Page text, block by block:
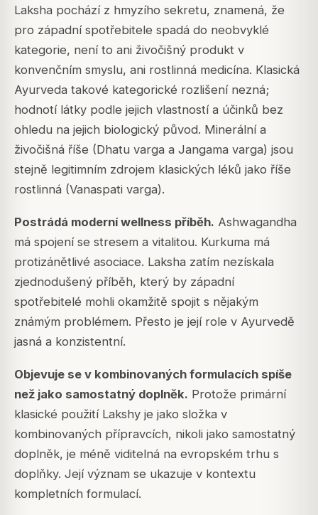
Laksha pochází z hmyzího sekretu, znamená, že
pro západní spotřebitele spadá do neobvyklé
kategorie, není to ani živočišný produkt v
konvenčním smyslu, ani rostlinná medicína. Klasická
Ayurveda takové kategorické rozlišení nezná;
hodnotí látky podle jejich vlastností a účinků bez
ohledu na jejich biologický původ. Minerální a
živočišná říše (Dhatu varga a Jangama varga) jsou
stejně legitimním zdrojem klasických léků jako říše
rostlinná (Vanaspati varga).
Postrádá moderní wellness příběh. Ashwagandha
má spojení se stresem a vitalitou. Kurkuma má
protizánětlivé asociace. Laksha zatím nezískala
zjednodušený příběh, který by západní
spotřebitelé mohli okamžitě spojit s nějakým
známým problémem. Přesto je její role v Ayurvedě
jasná a konzistentní.
Objevuje se v kombinovaných formulacích spíše
než jako samostatný doplněk. Protože primární
klasické použití Lakshy je jako složka v
kombinovaných přípravcích, nikoli jako samostatný
doplněk, je méně viditelná na evropském trhu s
doplňky. Její význam se ukazuje v kontextu
kompletních formulací.